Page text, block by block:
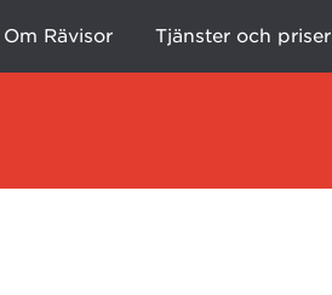
Om Rävisor Tjänster och priser